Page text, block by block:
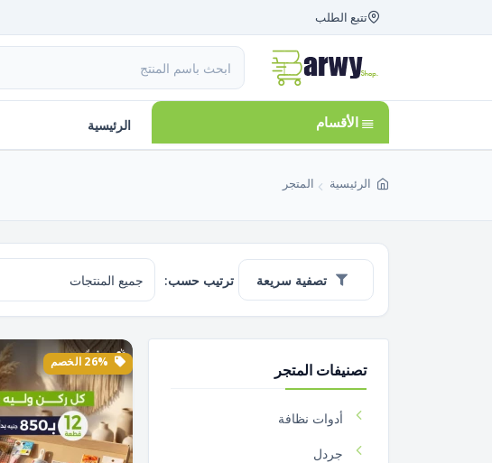
تتبع الطلب
الأقسام الرئيسية
الرئيسية المتجر
تصفية سريعة ترتيب حسب:
تصنيفات المتجر
أدوات نظافة
جردل